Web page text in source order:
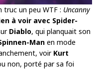
un peu WTF : Uncanny
à voir avec Spider-
Diablo, qui planquait son
Man en mode
voir Kurt
non, porté par sa foi